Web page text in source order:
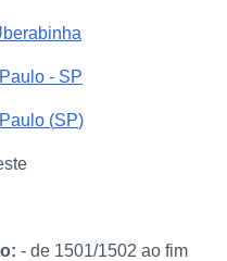
- SP
(SP)
- de 1501/1502 ao fim